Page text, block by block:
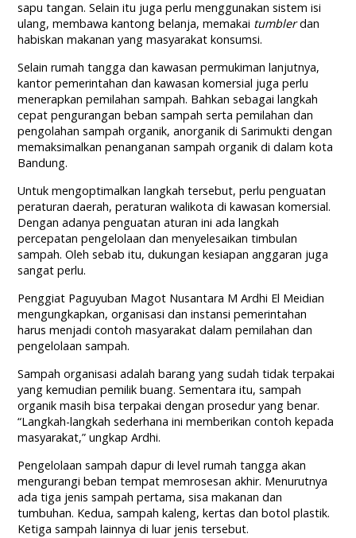
sapu tangan. Selain itu juga perlu menggunakan sistem isi
ulang, membawa kantong belanja, memakai tumblerdan
habiskan makanan yang masyarakat konsumsi.
Selain rumah tangga dan kawasan permukiman lanjutnya,
kantor pemerintahan dan kawasan komersial juga perlu
menerapkan pemilahan sampah. Bahkan sebagai langkah
cepat pengurangan beban sampah serta pemilahan dan
pengolahan sampah organik, anorganik di Sarimukti dengan
memaksimalkan penanganan sampah organik di dalam kota
Bandung.
Untuk mengoptimalkan langkah tersebut, perlu penguatan
peraturan daerah, peraturan walikota di kawasan komersial.
Dengan adanya penguatan aturan ini ada langkah
percepatan pengelolaan dan menyelesaikan timbulan
sampah. Oleh sebab itu, dukungan kesiapan anggaran juga
sangat perlu.
Penggiat Paguyuban Magot Nusantara M Ardhi El Meidian
mengungkapkan, organisasi dan instansi pemerintahan
harus menjadi contoh masyarakat dalam pemilahan dan
pengelolaan sampah.
Sampah organisasi adalah barang yang sudah tidak terpakai
yang kemudian pemilik buang. Sementara itu, sampah
organik masih bisa terpakai dengan prosedur yang benar.
“Langkah-langkah sederhana ini memberikan contoh kepada
masyarakat,” ungkap Ardhi.
Pengelolaan sampah dapur di level rumah tangga akan
mengurangi beban tempat memrosesan akhir. Menurutnya
ada tiga jenis sampah pertama, sisa makanan dan
tumbuhan. Kedua, sampah kaleng, kertas dan botol plastik.
Ketiga sampah lainnya di luar jenis tersebut.